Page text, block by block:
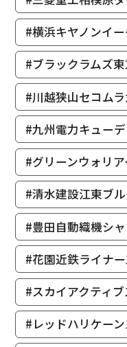
#横浜キヤノンイ
#ブラックラムズ
#川越狭山セコム
#九州電力キュー
#グリーンウォリ
#清水建設江東ブ
#豊田自動織機シ
#花園近鉄ライナ
#スカイアクティ
#レッドハリケー